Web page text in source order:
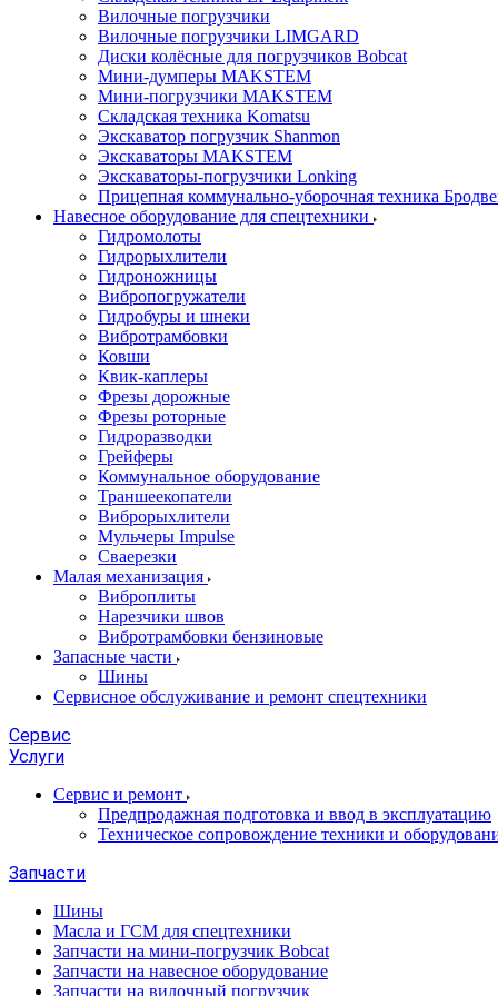
Вилочные погрузчики
Вилочные погрузчики LIMGARD
Диски колёсные для погрузчиков Bobcat
Мини-думперы MAKSTEM
Мини-погрузчики MAKSTEM
Складская техника Komatsu
Экскаватор погрузчик Shanmon
Экскаваторы MAKSTEM
Экскаваторы-погрузчики Lonking
Прицепная коммунально-уборочная техника
Навесное оборудование для спецтехники
Гидромолоты
Гидрорыхлители
Гидроножницы
Вибропогружатели
Гидробуры и шнеки
Вибротрамбовки
Ковши
Квик-каплеры
Фрезы дорожные
Фрезы роторные
Гидроразводки
Грейферы
Коммунальное оборудование
Траншеекопатели
Виброрыхлители
Мульчеры Impulse
Сваерезки
Малая механизация
Виброплиты
Нарезчики швов
Вибротрамбовки бензиновые
Запасные части
Шины
Сервисное обслуживание и ремонт спецтехники
Сервис
Услуги
Сервис и ремонт
Предпродажная подготовка и ввод в эксплуатацию
Техническое сопровождение техники и
Запчасти
Шины
Масла и ГСМ для спецтехники
Запчасти на мини-погрузчик Bobcat
Запчасти на навесное оборудование
Запчасти на вилочный погрузчик